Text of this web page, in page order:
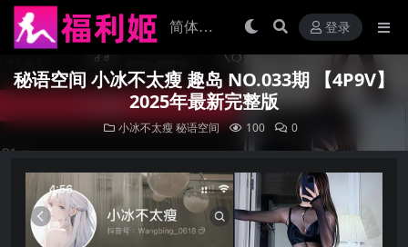
登录
秘语空间 小冰不太瘦 趣岛 NO.033期 【4P9V】
2025年最新完整版
小冰不太瘦秘语空间 100 0